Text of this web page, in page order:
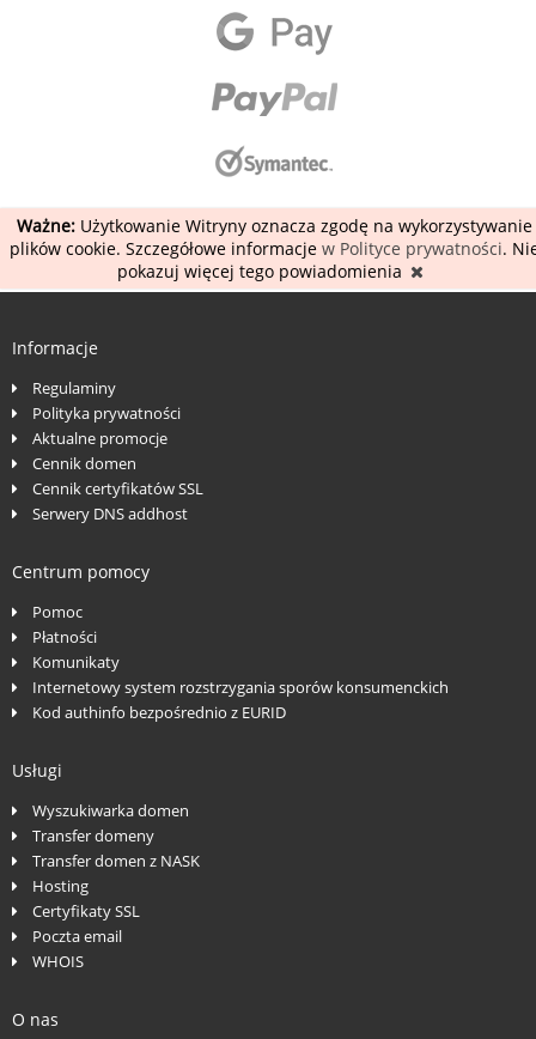
Ważne:Użytkowanie Witryny oznacza zgodę na wykorzystywanie
plików cookie. Szczegółowe informacje w Polityce prywatności.
pokazuj więcej tego powiadomienia
Informacje
Regulaminy
Polityka prywatności
Aktualne promocje
Cennik domen
Cennik certyfikatów SSL
Serwery DNS addhost
Centrum pomocy
Pomoc
Płatności
Komunikaty
Internetowy system rozstrzygania sporów konsumenckich
Kod authinfo bezpośrednio z EURID
Usługi
Wyszukiwarka domen
Transfer domeny
Transfer domen z NASK
Hosting
Certyfikaty SSL
Poczta email
WHOIS
O nas